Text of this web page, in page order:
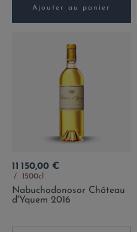
Ajouter au panier
Prix
11 150,00 €
1500cl
Nabuchodonosor Château
d'Yquem 2016